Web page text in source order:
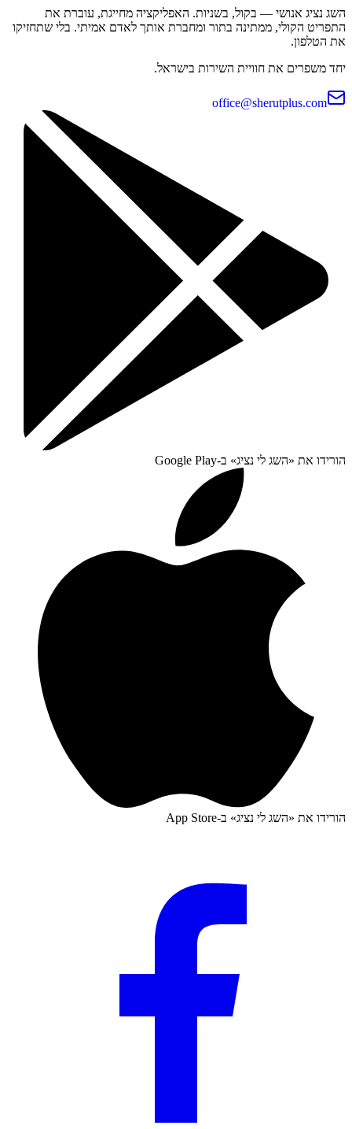
השג נציג אנושי — בקול, בשניות. האפליקציה מחייגת, עוברת את
התפריט הקולי, ממתינה בתור ומחברת אותך לאדם אמיתי. בלי שתחזיקו
את הטלפון.
יחד משפרים את חוויית השירות בישראל.
office@sherutplus.com
הורידו את «השג לי נציג» ב-Google Play
הורידו את «השג לי נציג» ב-App Store